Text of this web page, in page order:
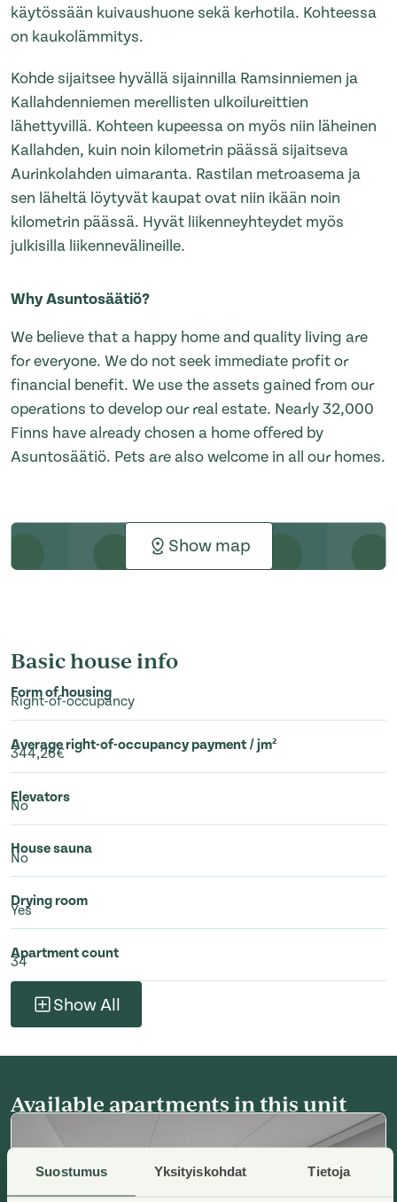
Suostumus Yksityiskohdat Tietoja
käytössään kuivaushuone sekä kerhotila. Kohteessa
on kaukolämmitys.
Kohde sijaitsee hyvällä sijainnilla Ramsinniemen ja
Kallahdenniemen merellisten ulkoilureittien
lähettyvillä. Kohteen kupeessa on myös niin läheinen
Kallahden, kuin noin kilometrin päässä sijaitseva
Aurinkolahden uimaranta. Rastilan metroasema ja
sen läheltä löytyvät kaupat ovat niin ikään noin
kilometrin päässä. Hyvät liikenneyhteydet myös
julkisilla liikennevälineille.
Why Asuntosäätiö?
We believe that a happy home and quality living are
for everyone. We do not seek immediate profit or
financial benefit. We use the assets gained from our
operations to develop our real estate. Nearly 32,000
Finns have already chosen a home offered by
Asuntosäätiö. Pets are also welcome in all our homes.
Show map
Basic house info
Form of housing
Right-of-occupancy
Average right-of-occupancy payment / jm²
344,26€
Elevators
No
House sauna
No
Drying room
Yes
Apartment count
34
Show All
Available apartments in this unit